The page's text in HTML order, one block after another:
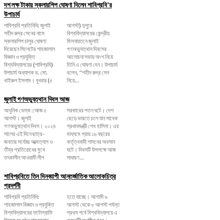
দশ লক্ষ টাকার স্কলারশিপ ঘোষণা দিলেন শাবিপ্রবি’র
উপাচার্য
শাবিপ্রবি প্রতিনিধি: জুলাই
শহীদ রুদ্র সেনের নামে
স্কলারশিপ চালুর ঘোষণা
দিয়েছেন সিলেটের শাহজালাল
বিজ্ঞান ও প্রযুক্তি
বিশ্ববিদ্যালয়ের (শাবিপ্রবি)
উপাচার্য অধ্যাপক ড. মো.
খাইরুল ইসলাম। বুধবার (৫
আগস্ট) দুপুরে
বিশ্ববিদ্যালয়ের কেন্দ্রীয়
মিলনায়তনে জুলাই
গণঅভ্যুত্থান দিবসের
আলোচনা সভায় অংশ নিয়ে
তিনি এ ঘোষণা দেন। উপাচার্য
বলেন, ‌“শহীদ রুদ্র সেন
নিয়ে...
জুলাই গণঅভ্যুত্থান দিবস আজ
আধুনিক ডেস্ক ::আজ ৫
আগস্ট। জুলাই
গণঅভ্যুত্থান দিবস। ২০২৪
সালের এই দিনে ছাত্র-
জনতার সর্বোচ্চ আত্মত্যাগ ও
তীব্র প্রতিরোধের মুখে
তৎকালীন আওয়ামী লীগ
সরকারের পতন ঘটে। দেশ
ছেড়ে ভারতে চলে যান সাবেক
প্রধানমন্ত্রী শেখ হাসিনা। এর
মাধ্যমে প্রায় ১৬ বছরের
কর্তৃত্ববাদী শাসনের অবসান
ঘটে। দিবসটি উপলক্ষে আজ
সাধারণ...
শাবিপ্রবিতে তিন দিনব্যাপী আন্তর্জাতিক আলোকচিত্র
প্রদর্শনী
শাবিপ্রবি প্রতিনিধি:
শাহজালাল বিজ্ঞান ও প্রযুক্তি
বিশ্ববিদ্যালয়ের ফটোগ্রাফি
হতে যাচ্ছে। আগামী ৬
আগস্ট থেকে ৮ আগস্ট পর্যন্ত
প্রথম পর্বে বিশ্ববিদ্যালয়ে এ